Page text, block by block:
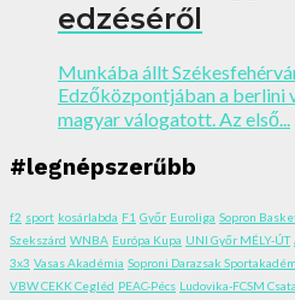
edzéséről
Munkába állt
Edzőközpontjában a berlini
magyar válogatott. Az első...
#legnépszerűbb
f2 sport kosárlabda F1 Győr Euroliga Sopron
Szekszárd WNBA Európa Kupa UNI Győr MÉLY-ÚT
3x3 Vasas Akadémia Soproni Darazsak
VBW CEKK Cegléd PEAC-Pécs Ludovika-FCSM Csata